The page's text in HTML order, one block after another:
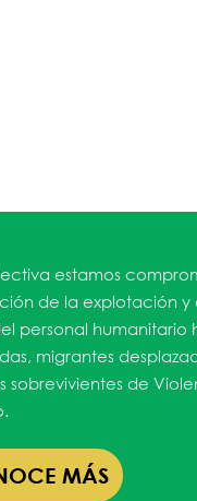
estamos
de la explotación y
personal humanitario
migrantes
sobrevivientes de
MÁS